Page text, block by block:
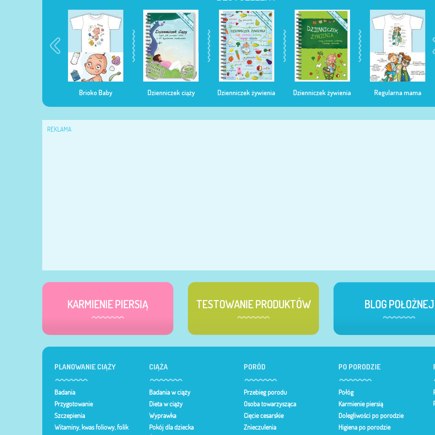
Brioko Baby Dzienniczek ciąży Dzienniczek żywienia Dzienniczek żywienia Regularna mama
REKLAMA
KARMIENIE PIERSIĄ TESTOWANIE PRODUKTÓW BLOG POŁOŻNEJ
PLANOWANIE CIĄŻY
Badania
Przygotowanie
Szczepienia
Witaminy, kwas foliowy, folik
CIĄŻA
Badania w ciąży
Dieta w ciąży
Wyprawka
Pokój dla dziecka
PORÓD
Przebieg porodu
Osoba towarzysząca
Cięcie cesarskie
Znieczulenia
PO PORODZIE
Połóg
Karmienie piersią
Dolegliwości po porodzie
Higiena po porodzie